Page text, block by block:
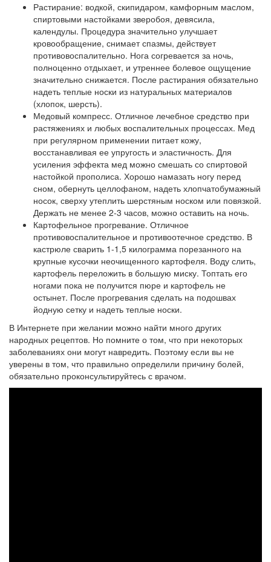
Растирание: водкой, скипидаром, камфорным маслом,
спиртовыми настойками зверобоя, девясила,
календулы. Процедура значительно улучшает
кровообращение, снимает спазмы, действует
противовоспалительно. Нога согревается за ночь,
полноценно отдыхает, и утреннее болевое ощущение
значительно снижается. После растирания обязательно
надеть теплые носки из натуральных материалов
(хлопок, шерсть).
Медовый компресс. Отличное лечебное средство при
растяжениях и любых воспалительных процессах. Мед
при регулярном применении питает кожу,
восстанавливая ее упругость и эластичность. Для
усиления эффекта мед можно смешать со спиртовой
настойкой прополиса. Хорошо намазать ногу перед
сном, обернуть целлофаном, надеть хлопчатобумажный
носок, сверху утеплить шерстяным носком или повязкой.
Держать не менее 2-3 часов, можно оставить на ночь.
Картофельное прогревание. Отличное
противовоспалительное и противоотечное средство. В
кастрюле сварить 1-1,5 килограмма порезанного на
крупные кусочки неочищенного картофеля. Воду слить,
картофель переложить в большую миску. Топтать его
ногами пока не получится пюре и картофель не
остынет. После прогревания сделать на подошвах
йодную сетку и надеть теплые носки.
В Интернете при желании можно найти много других
народных рецептов. Но помните о том, что при некоторых
заболеваниях они могут навредить. Поэтому если вы не
уверены в том, что правильно определили причину болей,
обязательно проконсультируйтесь с врачом.